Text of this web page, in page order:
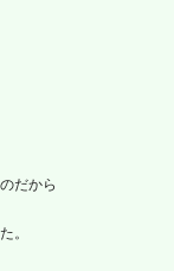
だから
。